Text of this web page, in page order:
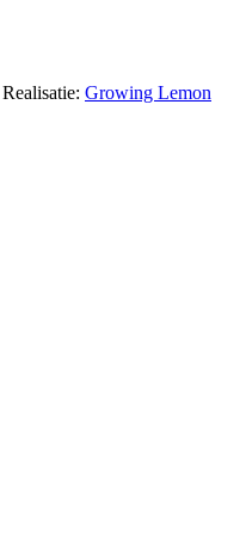
Growing Lemon